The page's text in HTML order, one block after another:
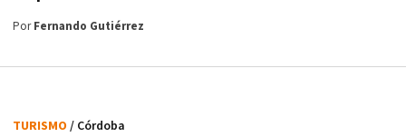
PorFernando Gutiérrez
TURISMO / Córdoba